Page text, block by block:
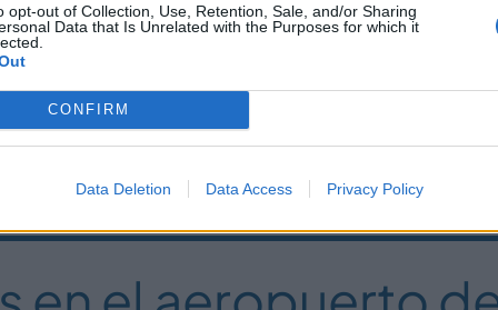
opt-out of Collection, Use, Retention, Sale, and/or Sharing
Data that Is Unrelated with the Purposes for which it
CONFIRM
Data Deletion Data Access Privacy Policy
taxistas operan por la
de sus poblaciones no dudes en consultar